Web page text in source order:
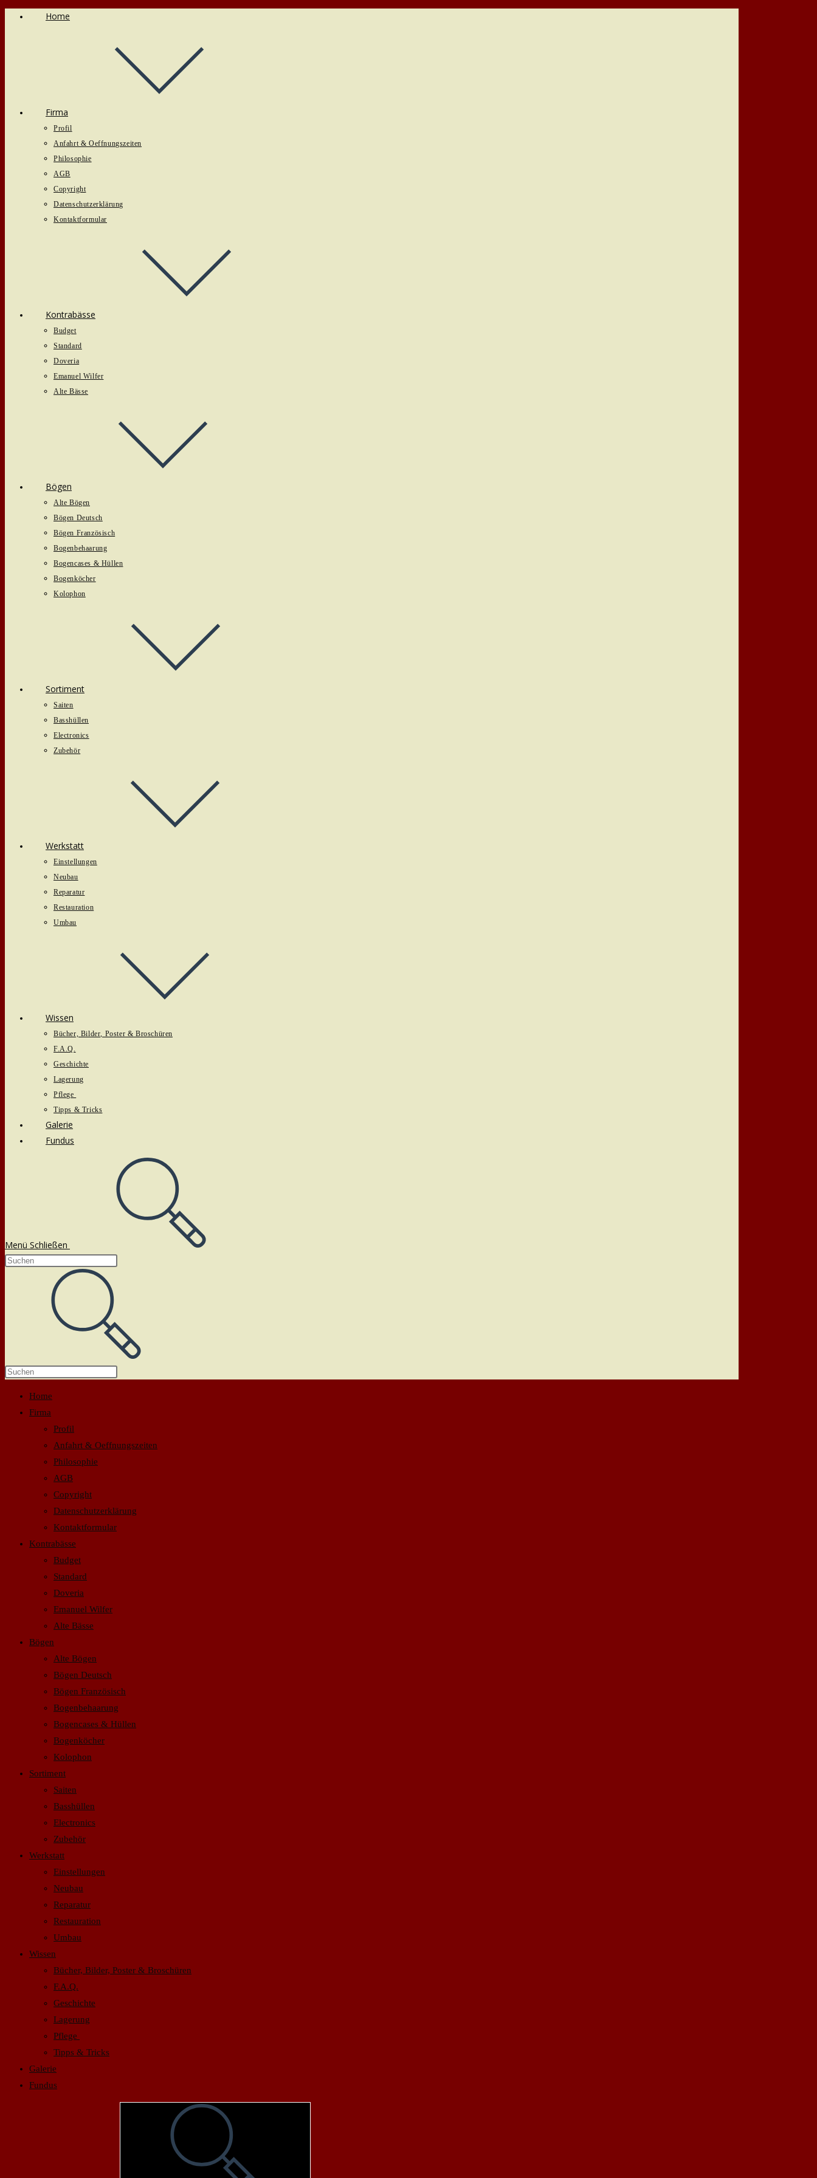
Zum
Home
Firma
Profil
Anfahrt & Oeffnungszeiten
Philosophie
AGB
Copyright
Datenschutzerklärung
Kontaktformular
Kontrabässe
Budget
Standard
Doveria
Emanuel Wilfer
Alte Bässe
Bögen
Alte Bögen
Bögen Deutsch
Bögen Französisch
Bogenbehaarung
Bogencases & Hüllen
Bogenköcher
Kolophon
Sortiment
Saiten
Basshüllen
Electronics
Zubehör
Werkstatt
Einstellungen
Neubau
Reparatur
Restauration
Umbau
Wissen
Bücher, Bilder, Poster & Broschüren
F.A.Q.
Geschichte
Lagerung
Pflege
Tipps & Tricks
Galerie
Fundus
Menü Schließen
Diese
Home
Firma
Profil
Anfahrt & Oeffnungszeiten
Philosophie
AGB
Copyright
Datenschutzerklärung
Kontaktformular
Kontrabässe
Budget
Standard
Doveria
Emanuel Wilfer
Alte Bässe
Bögen
Alte Bögen
Bögen Deutsch
Bögen Französisch
Bogenbehaarung
Bogencases & Hüllen
Bogenköcher
Kolophon
Sortiment
Saiten
Basshüllen
Electronics
Zubehör
Werkstatt
Einstellungen
Neubau
Reparatur
Restauration
Umbau
Wissen
Bücher, Bilder, Poster & Broschüren
F.A.Q.
Geschichte
Lagerung
Pflege
Tipps & Tricks
Galerie
Fundus